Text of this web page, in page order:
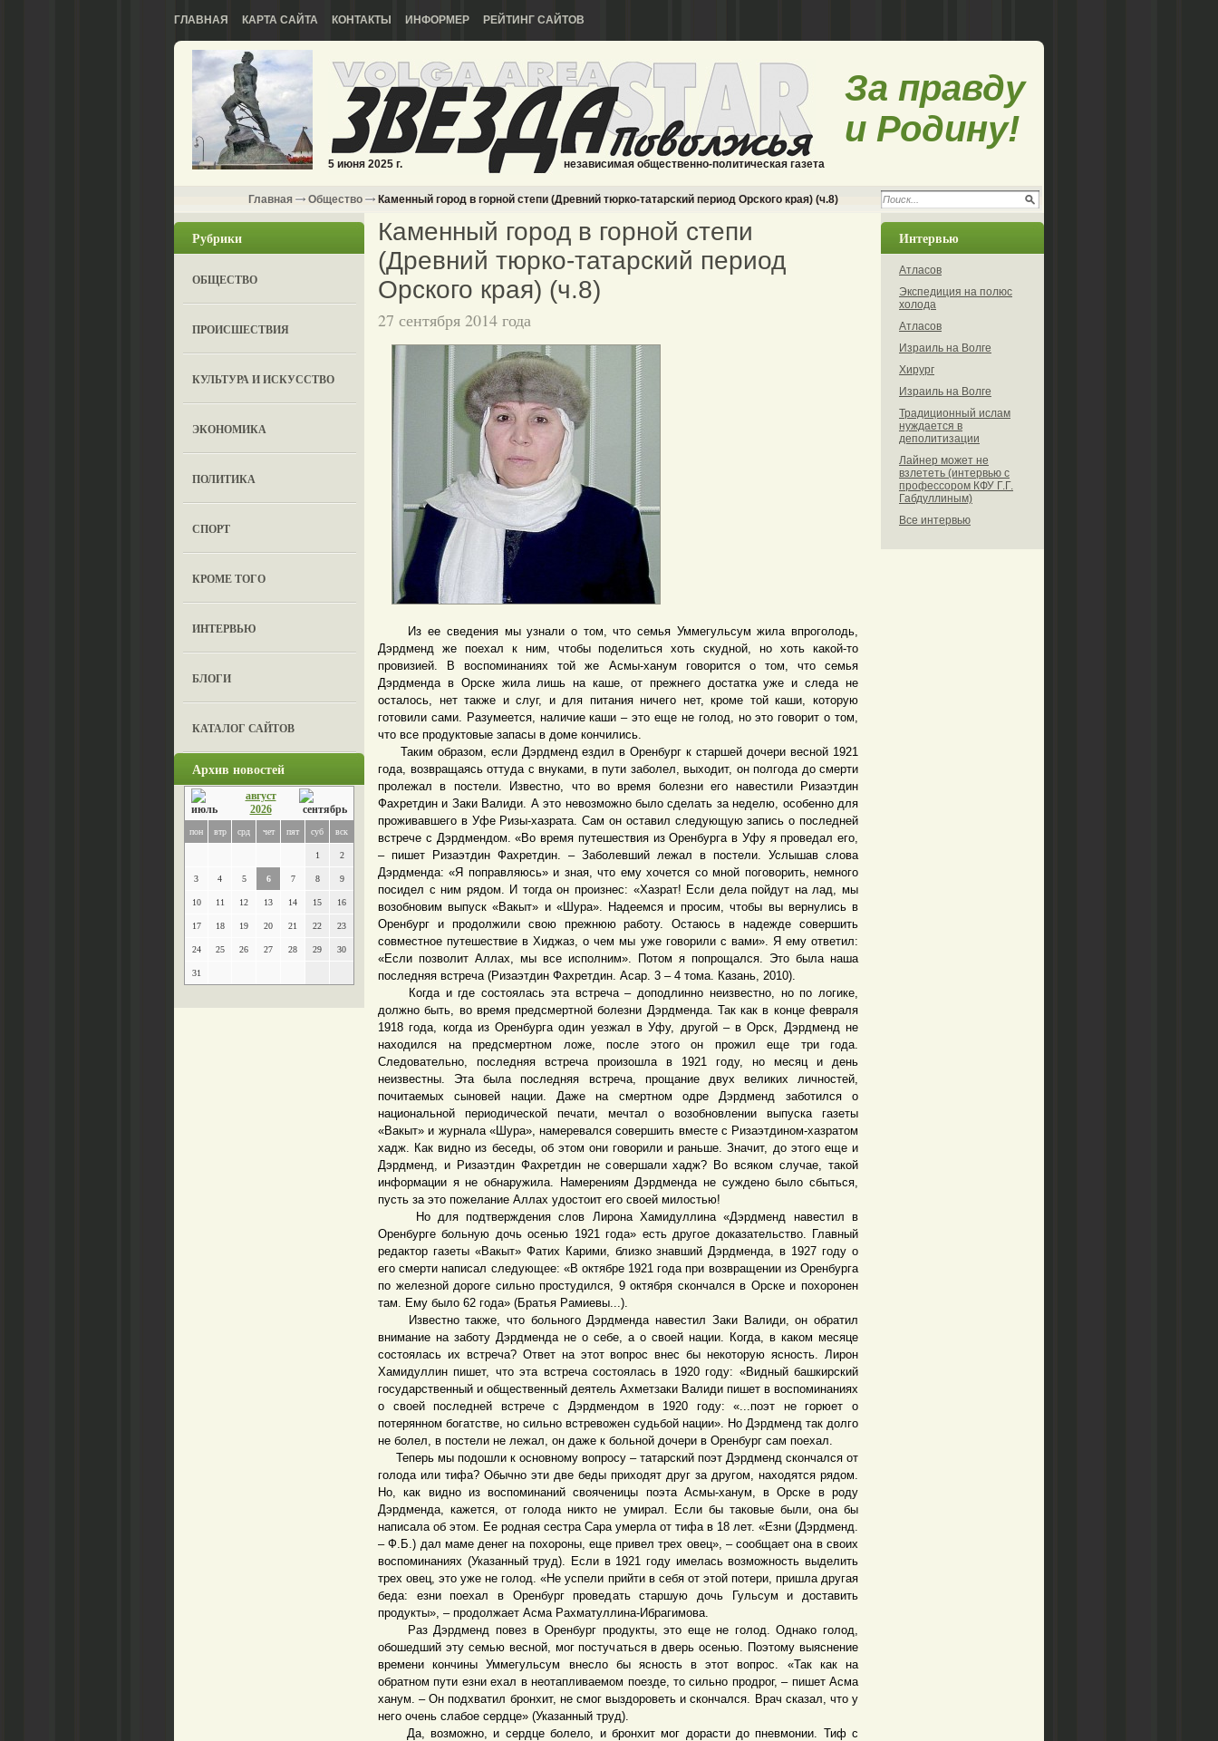
ГЛАВНАЯ КАРТА САЙТА КОНТАКТЫ ИНФОРМЕР РЕЙТИНГ САЙТОВ
5 июня 2025 г. независимая общественно-политическая газета
За правду
и Родину!
Главная Общество Каменный город в горной степи (Древний тюрко-татарский период Орского края) (ч.8)
Рубрики
ОБЩЕСТВО
ПРОИСШЕСТВИЯ
КУЛЬТУРА И ИСКУССТВО
ЭКОНОМИКА
ПОЛИТИКА
СПОРТ
КРОМЕ ТОГО
ИНТЕРВЬЮ
БЛОГИ
КАТАЛОГ САЙТОВ
Архив новостей
август
2026
пон втр срд чет пят суб вск
1 2
3 4 5 6 7 8 9
10 11 12 13 14 15 16
17 18 19 20 21 22 23
24 25 26 27 28 29 30
31
Каменный город в горной степи
(Древний тюрко-татарский период
Орского края) (ч.8)
27 сентября 2014 года
Из ее сведения мы узнали о том, что семья Уммегульсум жила впроголодь,
Дэрдменд же поехал к ним, чтобы поделиться хоть скудной, но хоть какой-то
провизией. В воспоминаниях той же Асмы-ханум говорится о том, что семья
Дэрдменда в Орске жила лишь на каше, от прежнего достатка уже и следа не
осталось, нет также и слуг, и для питания ничего нет, кроме той каши, которую
готовили сами. Разумеется, наличие каши – это еще не голод, но это говорит о том,
что все продуктовые запасы в доме кончились.
Таким образом, если Дэрдменд ездил в Оренбург к старшей дочери весной 1921
года, возвращаясь оттуда с внуками, в пути заболел, выходит, он полгода до смерти
пролежал в постели. Известно, что во время болезни его навестили Ризаэтдин
Фахретдин и Заки Валиди. А это невозможно было сделать за неделю, особенно для
проживавшего в Уфе Ризы-хазрата. Сам он оставил следующую запись о последней
встрече с Дэрдмендом. «Во время путешествия из Оренбурга в Уфу я проведал его,
– пишет Ризаэтдин Фахретдин. – Заболевший лежал в постели. Услышав слова
Дэрдменда: «Я поправляюсь» и зная, что ему хочется со мной поговорить, немного
посидел с ним рядом. И тогда он произнес: «Хазрат! Если дела пойдут на лад, мы
возобновим выпуск «Вакыт» и «Шура». Надеемся и просим, чтобы вы вернулись в
Оренбург и продолжили свою прежнюю работу. Остаюсь в надежде совершить
совместное путешествие в Хиджаз, о чем мы уже говорили с вами». Я ему ответил:
«Если позволит Аллах, мы все исполним». Потом я попрощался. Это была наша
последняя встреча (Ризаэтдин Фахретдин. Асар. 3 – 4 тома. Казань, 2010).
Когда и где состоялась эта встреча – доподлинно неизвестно, но по логике,
должно быть, во время предсмертной болезни Дэрдменда. Так как в конце февраля
1918 года, когда из Оренбурга один уезжал в Уфу, другой – в Орск, Дэрдменд не
находился на предсмертном ложе, после этого он прожил еще три года.
Следовательно, последняя встреча произошла в 1921 году, но месяц и день
неизвестны. Эта была последняя встреча, прощание двух великих личностей,
почитаемых сыновей нации. Даже на смертном одре Дэрдменд заботился о
национальной периодической печати, мечтал о возобновлении выпуска газеты
«Вакыт» и журнала «Шура», намеревался совершить вместе с Ризаэтдином-хазратом
хадж. Как видно из беседы, об этом они говорили и раньше. Значит, до этого еще и
Дэрдменд, и Ризаэтдин Фахретдин не совершали хадж? Во всяком случае, такой
информации я не обнаружила. Намерениям Дэрдменда не суждено было сбыться,
пусть за это пожелание Аллах удостоит его своей милостью!
Но для подтверждения слов Лирона Хамидуллина «Дэрдменд навестил в
Оренбурге больную дочь осенью 1921 года» есть другое доказательство. Главный
редактор газеты «Вакыт» Фатих Карими, близко знавший Дэрдменда, в 1927 году о
его смерти написал следующее: «В октябре 1921 года при возвращении из Оренбурга
по железной дороге сильно простудился, 9 октября скончался в Орске и похоронен
там. Ему было 62 года» (Братья Рамиевы...).
Известно также, что больного Дэрдменда навестил Заки Валиди, он обратил
внимание на заботу Дэрдменда не о себе, а о своей нации. Когда, в каком месяце
состоялась их встреча? Ответ на этот вопрос внес бы некоторую ясность. Лирон
Хамидуллин пишет, что эта встреча состоялась в 1920 году: «Видный башкирский
государственный и общественный деятель Ахметзаки Валиди пишет в воспоминаниях
о своей последней встрече с Дэрдмендом в 1920 году: «...поэт не горюет о
потерянном богатстве, но сильно встревожен судьбой нации». Но Дэрдменд так долго
не болел, в постели не лежал, он даже к больной дочери в Оренбург сам поехал.
Теперь мы подошли к основному вопросу – татарский поэт Дэрдменд скончался от
голода или тифа? Обычно эти две беды приходят друг за другом, находятся рядом.
Но, как видно из воспоминаний свояченицы поэта Асмы-ханум, в Орске в роду
Дэрдменда, кажется, от голода никто не умирал. Если бы таковые были, она бы
написала об этом. Ее родная сестра Сара умерла от тифа в 18 лет. «Езни (Дэрдменд.
– Ф.Б.) дал маме денег на похороны, еще привел трех овец», – сообщает она в своих
воспоминаниях (Указанный труд). Если в 1921 году имелась возможность выделить
трех овец, это уже не голод. «Не успели прийти в себя от этой потери, пришла другая
беда: езни поехал в Оренбург проведать старшую дочь Гульсум и доставить
продукты», – продолжает Асма Рахматуллина-Ибрагимова.
Раз Дэрдменд повез в Оренбург продукты, это еще не голод. Однако голод,
обошедший эту семью весной, мог постучаться в дверь осенью. Поэтому выяснение
времени кончины Уммегульсум внесло бы ясность в этот вопрос. «Так как на
обратном пути езни ехал в неотапливаемом поезде, то сильно продрог, – пишет Асма
ханум. – Он подхватил бронхит, не смог выздороветь и скончался. Врач сказал, что у
него очень слабое сердце» (Указанный труд).
Да, возможно, и сердце болело, и бронхит мог дорасти до пневмонии. Тиф с
Интервью
Атласов
Экспедиция на полюс
холода
Атласов
Израиль на Волге
Хирург
Израиль на Волге
Традиционный ислам
нуждается в
деполитизации
Лайнер может не
взлететь (интервью с
профессором КФУ Г.Г.
Габдуллиным)
Все интервью